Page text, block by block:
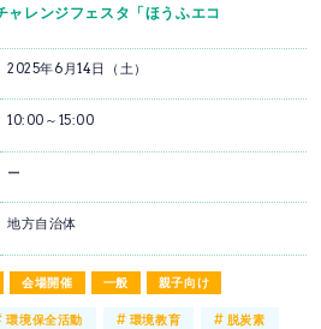
ャレンジフェスタ「ほうふエコ
会場開催 一般 親子向け
2025年6月14日（土）
10:00～15:00
ー
地方自治体
環境保全活動 # 環境教育 # 脱炭素